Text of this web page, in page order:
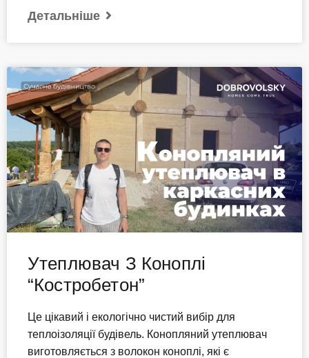
Детальніше
Утеплювач З Коноплі
“Костробетон”
Це цікавий і екологічно чистий вибір для
теплоізоляції будівель. Конопляний утеплювач
виготовляється з волокон коноплі, які є